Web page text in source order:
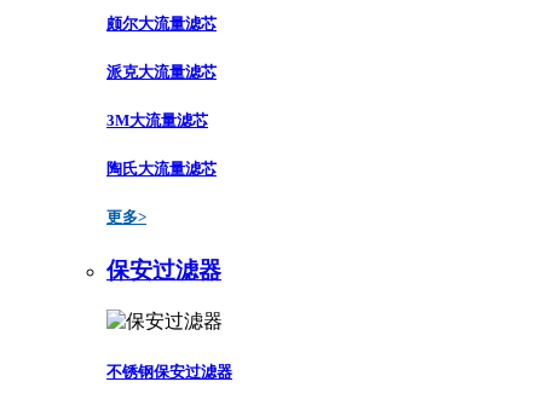
颇尔大流量滤芯
派克大流量滤芯
3M大流量滤芯
陶氏大流量滤芯
更多>
保安过滤器
不锈钢保安过滤器